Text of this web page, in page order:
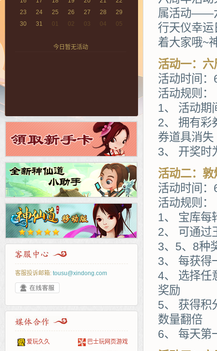
23
24 25 26 27 28
29
30
31 01 02 03 04 05
今日暂无活动
客服投诉邮箱: tousu@xindong.com
265G 页游网
属活动——
行天仪幸
着大家哦~
活动一：
活动时间
活动规则：
1、 活动期
2、 拥有彩
券道具消失
3、 开奖时
活动二：敦
活动时间
活动规则：
1、 宝库每
2、 可通过
3、5、8种
3、 每获得
4、 选择任
奖励
5、 获得积
数量翻倍
6、 每天第